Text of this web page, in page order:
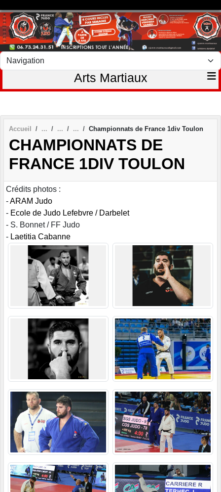
Arts Martiaux
Accueil Championnats de France 1div Toulon
CHAMPIONNATS DE
FRANCE 1DIV TOULON
Crédits photos :
-ARAM Judo
- Ecole de Judo Lefebvre / Darbelet
- S. Bonnet / FF Judo
- Laetitia Cabanne